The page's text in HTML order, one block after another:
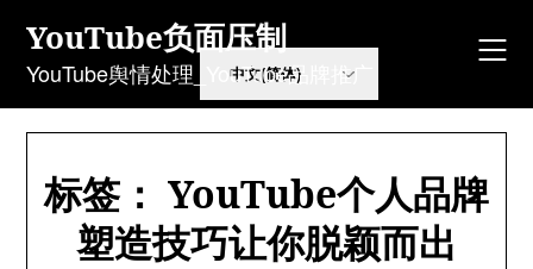
content
YouTube负面压制
YouTube舆情处理_YouTube品牌推广
标签： YouTube个人品牌
塑造技巧让你脱颖而出